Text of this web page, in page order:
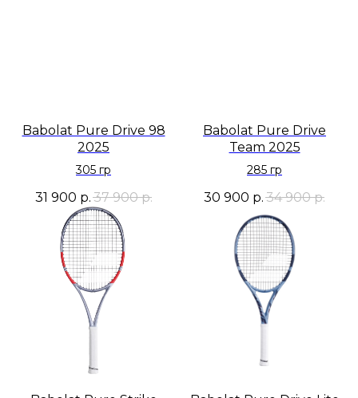
Babolat Pure Drive 98
2025
305 гр
31 900 р.37 900 р.
Babolat Pure Drive
Team 2025
285 гр
30 900 р. 34 900 р.